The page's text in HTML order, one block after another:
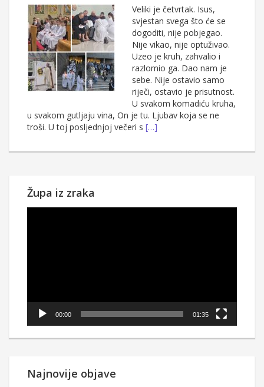
Veliki je četvrtak. Isus,
svjestan svega što će se
dogoditi, nije pobjegao.
Nije vikao, nije optuživao.
Uzeo je kruh, zahvalio i
razlomio ga. Dao nam je
sebe. Nije ostavio samo
riječi, ostavio je prisutnost.
U svakom komadiću kruha,
u svakom gutljaju vina, On je tu. Ljubav koja se ne
troši. U toj posljednjoj večeri s […]
Župa iz zraka
00:00 01:35
Najnovije objave